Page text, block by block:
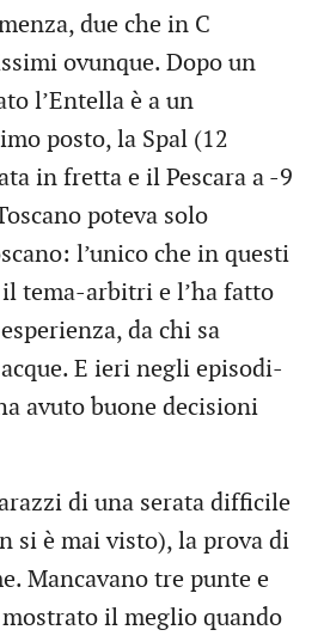
due che in C
ovunque. Dopo un
l’Entella è a un
posto, la Spal (12
in fretta e il Pescara a -9
poteva solo
l’unico che in questi
tema-arbitri e l’ha fatto
da chi sa
E ieri negli episodi-
avuto buone decisioni
di una serata difficile
si è mai visto), la prova di
Mancavano tre punte e
il meglio quando